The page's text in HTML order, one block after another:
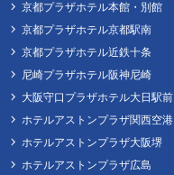
京都プラザホテル本館・別館
京都プラザホテル京都駅南
京都プラザホテル近鉄十条
尼崎プラザホテル阪神尼崎
大阪守口プラザホテル大日駅前
ホテルアストンプラザ関西空港
ホテルアストンプラザ大阪堺
ホテルアストンプラザ広島